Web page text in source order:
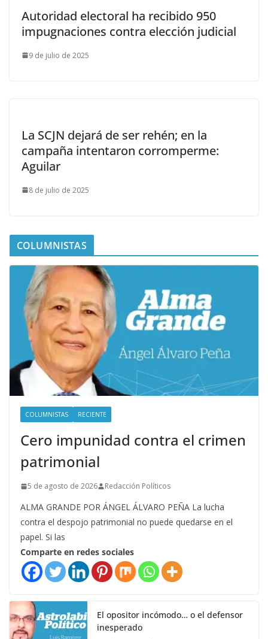
Autoridad electoral ha recibido 950
impugnaciones contra elección judicial
9 de julio de 2025
La SCJN dejará de ser rehén; en la
campaña intentaron corromperme:
Aguilar
8 de julio de 2025
COLUMNISTAS
COLUMNISTAS RECIENTE
Cero impunidad contra el crimen
patrimonial
5 de agosto de 2026 Redacción Políticos
ALMA GRANDE POR ÁNGEL ÁLVARO PEÑA La lucha
contra el despojo patrimonial no puede quedarse en el
papel. Si las
Comparte en redes sociales
El opositor incómodo… o el defensor
inesperado